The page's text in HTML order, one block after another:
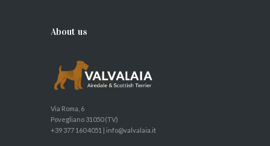
About us
Via Roma, 6
Povegliano 31050 (TV)
+39 377 160 4051 | info@valvalaia.it